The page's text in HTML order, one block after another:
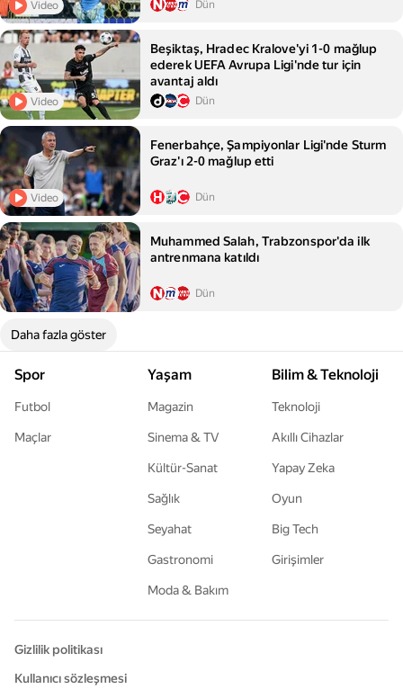
Video Dün
Video
Beşiktaş, Hradec Kralove'yi 1-0 mağlup
ederek UEFA Avrupa Ligi'nde tur için
avantaj aldı
Dün
Video
Fenerbahçe, Şampiyonlar Ligi'nde Sturm
Graz'ı 2-0 mağlup etti
Dün
Muhammed Salah, Trabzonspor'da ilk
antrenmana katıldı
Dün
Daha fazla göster
Spor
Futbol
Maçlar
Yaşam
Magazin
Sinema & TV
Kültür-Sanat
Sağlık
Seyahat
Gastronomi
Moda & Bakım
Bilim & Teknoloji
Teknoloji
Akıllı Cihazlar
Yapay Zeka
Oyun
Big Tech
Girişimler
Gizlilik politikası
Kullanıcı sözleşmesi